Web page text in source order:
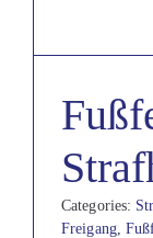
Categories:
Freigang,